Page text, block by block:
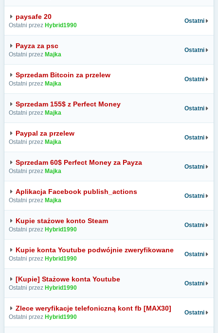
paysafe 20
Ostatni przez Hybrid1990
Ostatni
Payza za psc
Ostatni przez Majka
Ostatni
Sprzedam Bitcoin za przelew
Ostatni przez Majka
Ostatni
Sprzedam 155$ z Perfect Money
Ostatni przez Majka
Ostatni
Paypal za przelew
Ostatni przez Majka
Ostatni
Sprzedam 60$ Perfect Money za Payza
Ostatni przez Majka
Ostatni
Aplikacja Facebook publish_actions
Ostatni przez Majka
Ostatni
Kupie stażowe konto Steam
Ostatni przez Hybrid1990
Ostatni
Kupie konta Youtube podwójnie zweryfikowane
Ostatni przez Hybrid1990
Ostatni
[Kupie] Stażowe konta Youtube
Ostatni przez Hybrid1990
Ostatni
Zlece weryfikacje telefoniczną kont fb [MAX30]
Ostatni przez Hybrid1990
Ostatni